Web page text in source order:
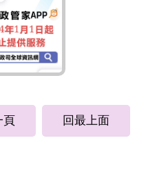
頁 回最上面